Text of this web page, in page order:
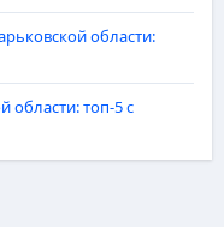
области:
области: топ-5 с